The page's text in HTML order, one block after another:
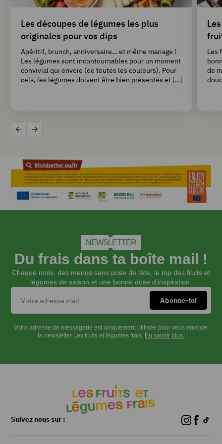
Les découpes de légumes les plus
originales pour vos dips
Apéritif, brunch, anniversaire… et même mariage !
Les légumes sont incontournables pour un moment
convivial qui envoie (de toutes les couleurs). Pour
cela, les légumes doivent être bien présentés et […]
Les
de
Précédent
Suivant
NEWSLETTER
Du frais dans ta boîte mail !
Chaque mois, des menus sans prise de tête, le top des fruits et
légumes de saison et une bonne dose d’inspiration.
Votre adresse de messagerie est uniquement utilisée pour vous envoyer
la newsletter Les fruits et légumes frais. En savoir plus.
Suivez nous sur :